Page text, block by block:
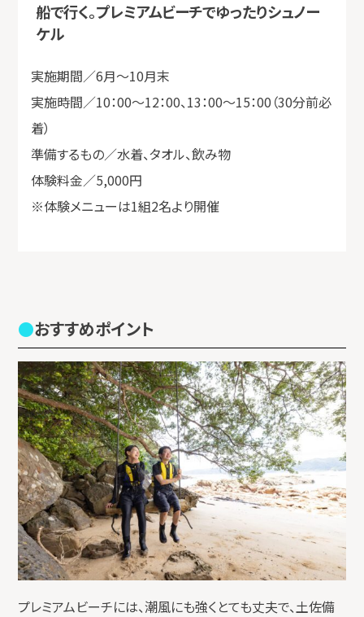
船で行く。プレミアムビーチでゆったりシュノー
ケル
実施期間／6月～10月末
実施時間／10：00～12：00、13：00～15：00（30分前必
着）
準備するもの／水着、タオル、飲み物
体験料金／5,000円
※体験メニューは1組2名より開催
おすすめポイント
プレミアムビーチには、潮風にも強くとても丈夫で、土佐備